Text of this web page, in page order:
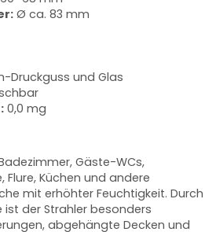
Ø ca. 83 mm
Druckguss und Glas
0,0 mg
Gäste-WCs,
Küchen und andere
mit erhöhter Feuchtigkeit. Durch
der Strahler besonders
abgehängte Decken und